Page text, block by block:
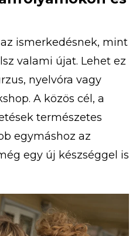
ismerkedésnek, mint
valami újat. Lehet ez
nyelvóra vagy
A közös cél, a
természetes
egymáshoz az
egy új készséggel is